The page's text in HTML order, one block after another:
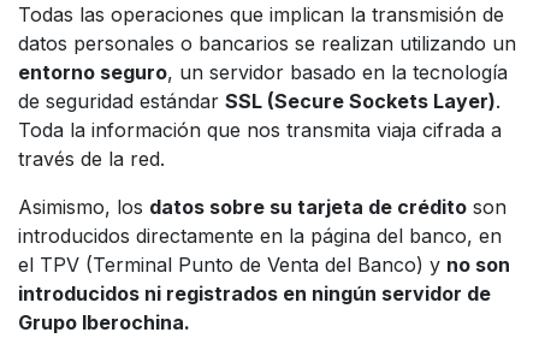
Todas las operaciones que implican la transmisión de
datos personales o bancarios se realizan utilizando un
entorno seguro, un servidor basado en la tecnología
de seguridad estándar SSL (Secure Sockets Layer).
Toda la información que nos transmita viaja cifrada a
través de la red.
Asimismo, los datos sobre su tarjeta de crédito son
introducidos directamente en la página del banco, en
el TPV (Terminal Punto de Venta del Banco) y no son
introducidos ni registrados en ningún servidor de
Grupo Iberochina.